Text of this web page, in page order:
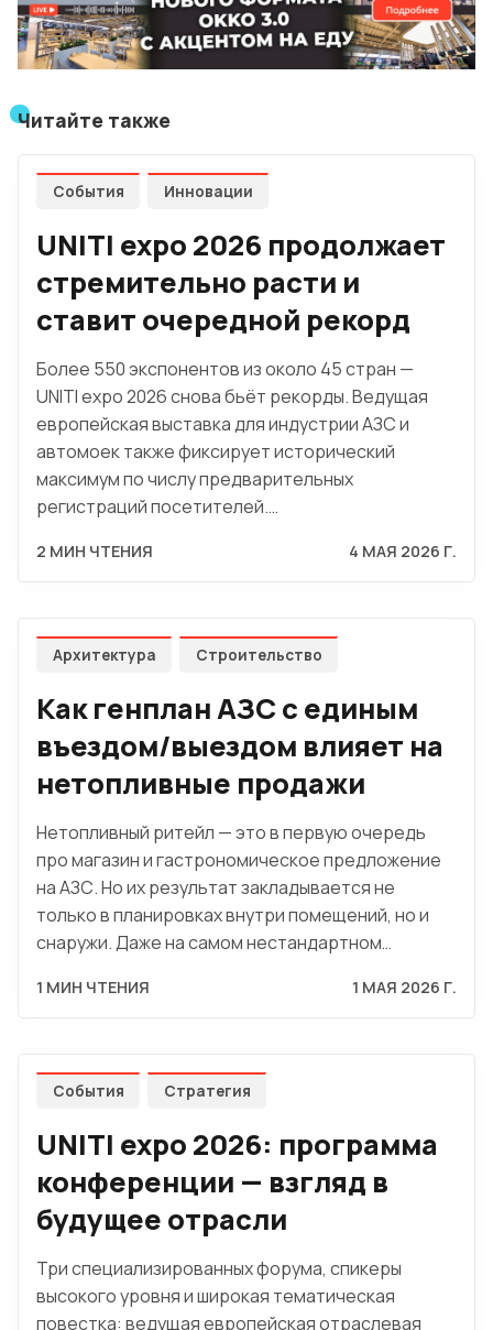
Читайте также
События Инновации
UNITI expo 2026 продолжает
стремительно расти и
ставит очередной рекорд
Более 550 экспонентов из около 45 стран —
UNITI expo 2026 снова бьёт рекорды. Ведущая
европейская выставка для индустрии АЗС и
автомоек также фиксирует исторический
максимум по числу предварительных
регистраций посетителей.…
2 МИН ЧТЕНИЯ 4 МАЯ 2026 Г.
Архитектура Строительство
Как генплан АЗС с единым
въездом/выездом влияет на
нетопливные продажи
Нетопливный ритейл — это в первую очередь
про магазин и гастрономическое предложение
на АЗС. Но их результат закладывается не
только в планировках внутри помещений, но и
снаружи. Даже на самом нестандартном…
1 МИН ЧТЕНИЯ 1 МАЯ 2026 Г.
События Стратегия
UNITI expo 2026: программа
конференции — взгляд в
будущее отрасли
Три специализированных форума, спикеры
высокого уровня и широкая тематическая
повестка: ведущая европейская отраслевая